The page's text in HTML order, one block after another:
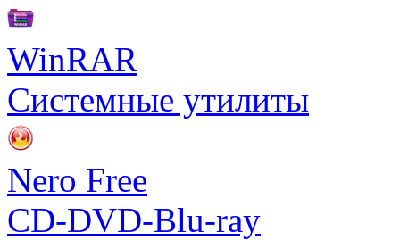
WinRAR
Системные утилиты
Nero Free
CD-DVD-Blu-ray